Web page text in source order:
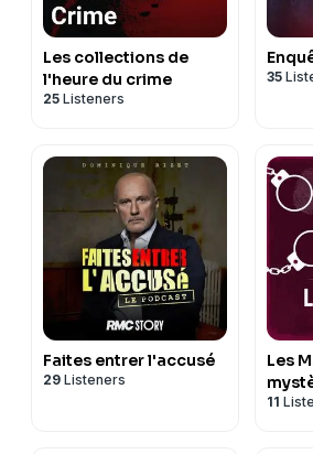
Les collections de
l'heure du crime
25 Listeners
35
Faites entrer l'accusé
29 Listeners
Les
11